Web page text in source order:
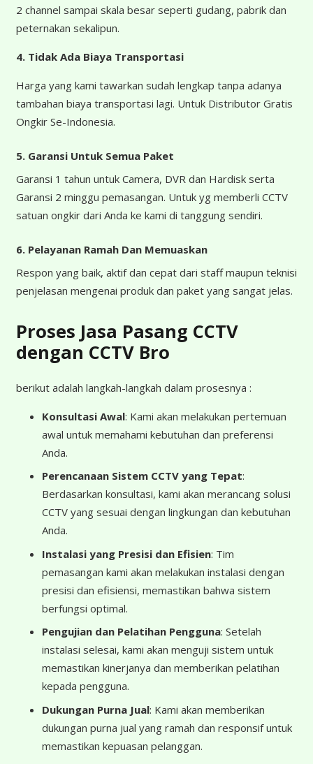
2 channel sampai skala besar seperti gudang, pabrik dan
peternakan sekalipun.
4. Tidak Ada Biaya Transportasi
Harga yang kami tawarkan sudah lengkap tanpa adanya
tambahan biaya transportasi lagi. Untuk Distributor Gratis
Ongkir Se-Indonesia.
5. Garansi Untuk Semua Paket
Garansi 1 tahun untuk Camera, DVR dan Hardisk serta
Garansi 2 minggu pemasangan. Untuk yg memberli CCTV
satuan ongkir dari Anda ke kami di tanggung sendiri.
6. Pelayanan Ramah Dan Memuaskan
Respon yang baik, aktif dan cepat dari staff maupun teknisi
penjelasan mengenai produk dan paket yang sangat jelas.
Proses Jasa Pasang CCTV
dengan CCTV Bro
berikut adalah langkah-langkah dalam prosesnya :
Konsultasi Awal: Kami akan melakukan pertemuan
awal untuk memahami kebutuhan dan preferensi
Anda.
Perencanaan Sistem CCTV yang Tepat:
Berdasarkan konsultasi, kami akan merancang solusi
CCTV yang sesuai dengan lingkungan dan kebutuhan
Anda.
Instalasi yang Presisi dan Efisien: Tim
pemasangan kami akan melakukan instalasi dengan
presisi dan efisiensi, memastikan bahwa sistem
berfungsi optimal.
Pengujian dan Pelatihan Pengguna: Setelah
instalasi selesai, kami akan menguji sistem untuk
memastikan kinerjanya dan memberikan pelatihan
kepada pengguna.
Dukungan Purna Jual: Kami akan memberikan
dukungan purna jual yang ramah dan responsif untuk
memastikan kepuasan pelanggan.